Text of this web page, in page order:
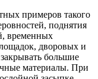
примеров такого
поднятия
временных
дворовых и
большие
материалы. При